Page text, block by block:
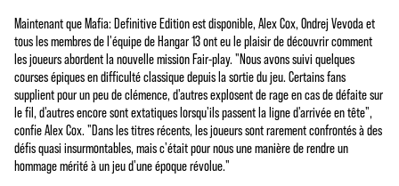
Maintenant que Mafia: Definitive Edition est disponible, Alex Cox, Ondrej Vevoda et
tous les membres de l'équipe de Hangar 13 ont eu le plaisir de découvrir comment
les joueurs abordent la nouvelle mission Fair-play. "Nous avons suivi quelques
courses épiques en difficulté classique depuis la sortie du jeu. Certains fans
supplient pour un peu de clémence, d'autres explosent de rage en cas de défaite sur
le fil, d'autres encore sont extatiques lorsqu'ils passent la ligne d'arrivée en tête",
confie Alex Cox. "Dans les titres récents, les joueurs sont rarement confrontés à des
défis quasi insurmontables, mais c'était pour nous une manière de rendre un
hommage mérité à un jeu d'une époque révolue."